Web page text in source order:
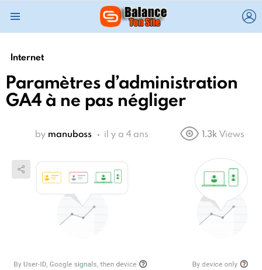
Internet
Paramètres d’administration
GA4 à ne pas négliger
by manuboss il y a 4 ans 1.3k Views